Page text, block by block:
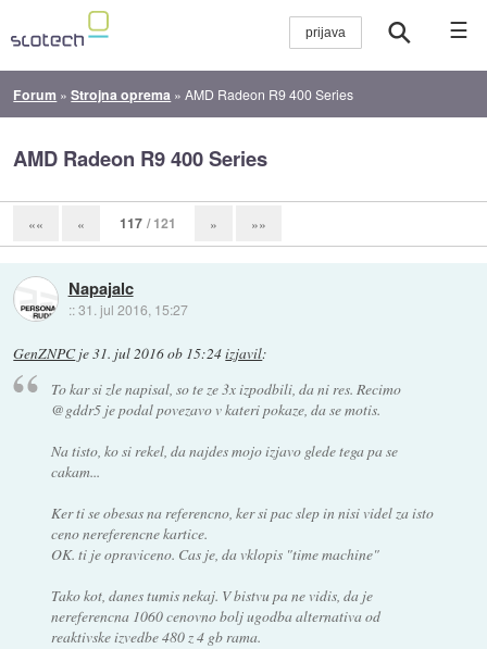
☰
Forum »Strojna oprema »AMD Radeon R9 400 Series
AMD Radeon R9 400 Series
«« « 117 / 121 » »»
Napajalc
::31. jul 2016, 15:27
GenZNPCje31. jul 2016 ob 15:24izjavil:
To kar si zle napisal, so te ze 3x izpodbili, da ni res. Recimo
@gddr5 je podal povezavo v kateri pokaze, da se motis.
Na tisto, ko si rekel, da najdes mojo izjavo glede tega pa se
cakam...
Ker ti se obesas na referencno, ker si pac slep in nisi videl za isto
ceno nereferencne kartice.
OK. ti je opraviceno. Cas je, da vklopis "time machine"
Tako kot, danes tumis nekaj. V bistvu pa ne vidis, da je
nereferencna 1060 cenovno bolj ugodba alternativa od
reaktivske izvedbe 480 z 4 gb rama.